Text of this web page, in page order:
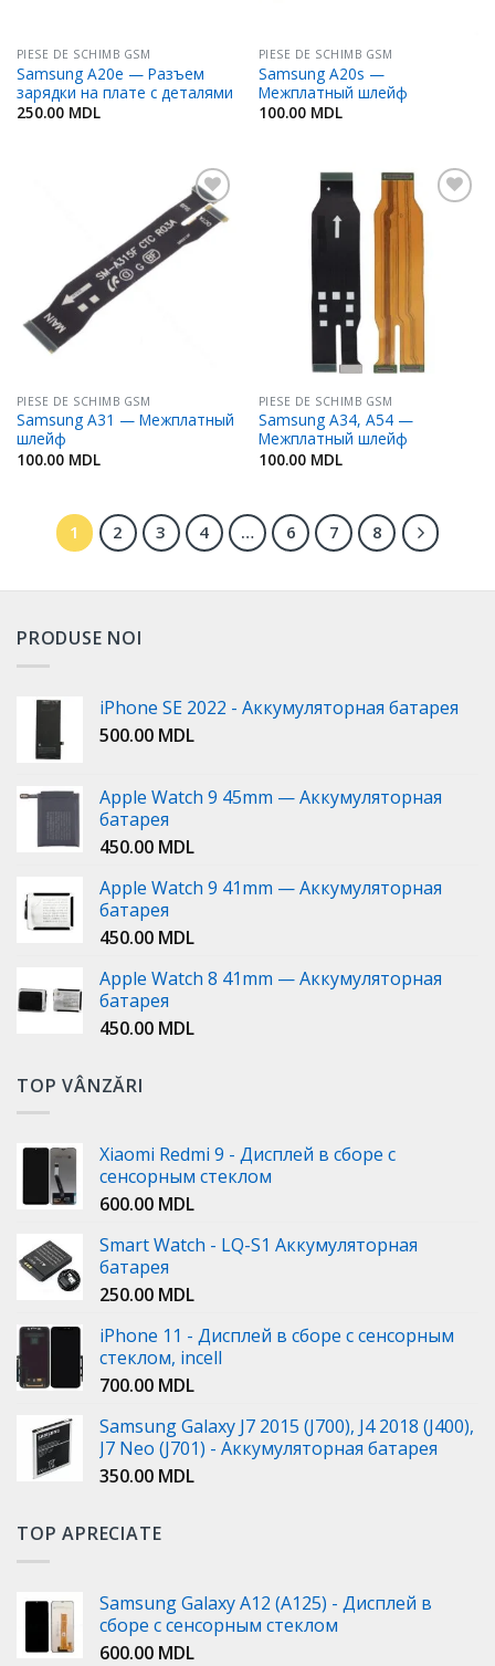
PIESE DE SCHIMB GSM
Samsung A20e — Разъем
зарядки на плате с деталями
250.00 MDL
PIESE DE SCHIMB GSM
Samsung A20s —
Межплатный шлейф
100.00 MDL
Adaugă
în
Favorite
PIESE DE SCHIMB GSM
Samsung A31 — Межплатный
шлейф
100.00 MDL
Adaugă
Favorite
PIESE DE SCHIMB GSM
Samsung A34, A54 —
Межплатный шлейф
100.00 MDL
1 2 3 4 … 6 7 8
PRODUSE NOI
iPhone SE 2022 - Аккумуляторная батарея
500.00 MDL
Apple Watch 9 45mm — Аккумуляторная
батарея
450.00 MDL
Apple Watch 9 41mm — Аккумуляторная
батарея
450.00 MDL
Apple Watch 8 41mm — Аккумуляторная
батарея
450.00 MDL
TOP VÂNZĂRI
Xiaomi Redmi 9 - Дисплей в сборе с
сенсорным стеклом
600.00 MDL
Smart Watch - LQ-S1 Аккумуляторная
батарея
250.00 MDL
iPhone 11 - Дисплей в сборе с сенсорным
стеклом, incell
700.00 MDL
Samsung Galaxy J7 2015 (J700), J4 2018 (J400),
J7 Neo (J701) - Аккумуляторная батарея
350.00 MDL
TOP APRECIATE
Samsung Galaxy A12 (A125) - Дисплей в
сборе с сенсорным стеклом
600.00 MDL